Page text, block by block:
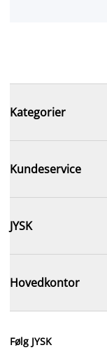
Kategorier
Kundeservice
JYSK
Hovedkontor
Følg JYSK